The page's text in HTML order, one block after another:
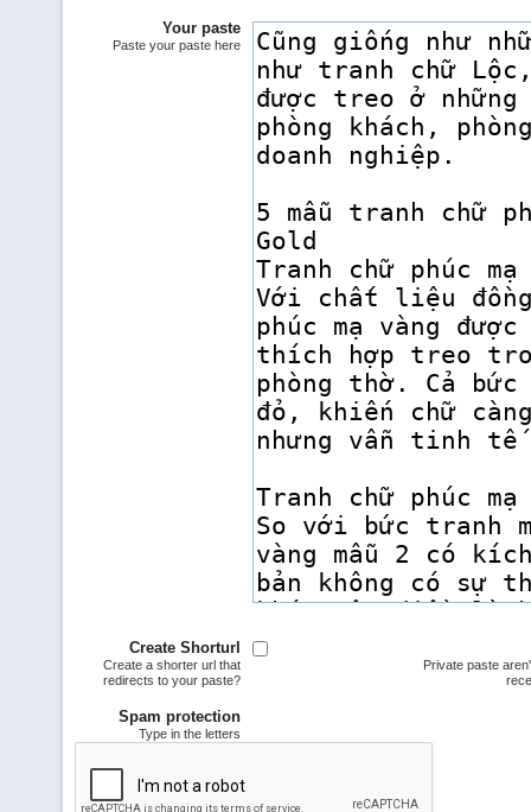
Your paste
Paste your paste here
Create Shorturl
Create a shorter url that
redirects to your paste?
Private paste
Spam protection
Type in the letters